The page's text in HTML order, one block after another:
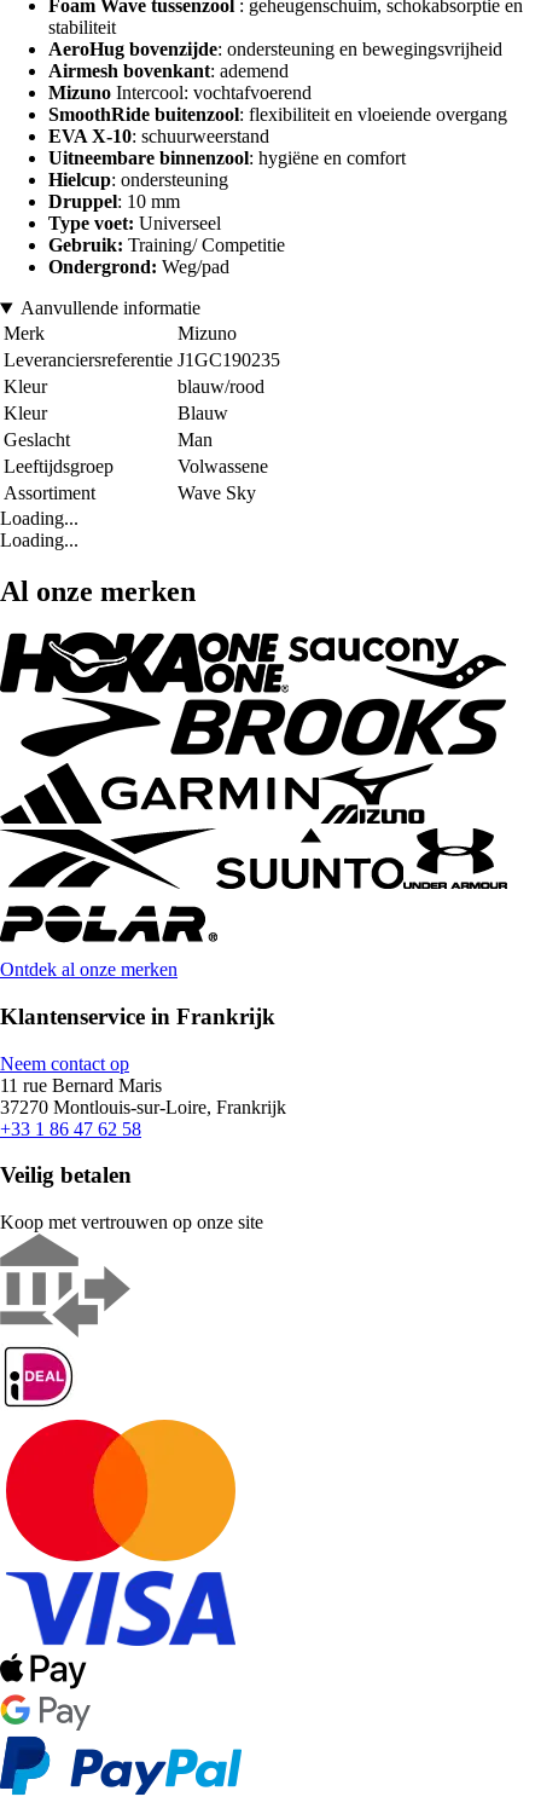
Foam Wave tussenzool : geheugenschuim, schokabsorptie en
stabiliteit
AeroHug bovenzijde: ondersteuning en bewegingsvrijheid
Airmesh bovenkant: ademend
Mizuno Intercool: vochtafvoerend
SmoothRide buitenzool: flexibiliteit en vloeiende overgang
EVA X-10: schuurweerstand
Uitneembare binnenzool: hygiëne en comfort
Hielcup: ondersteuning
Druppel: 10 mm
Type voet: Universeel
Gebruik: Training/ Competitie
Ondergrond: Weg/pad
Aanvullende informatie
Merk
Mizuno
Leveranciersreferentie J1GC190235
Kleur
blauw/rood
Kleur
Blauw
Geslacht
Man
Leeftijdsgroep
Volwassene
Assortiment
Wave Sky
Loading...
Loading...
Al onze merken
Ontdek al onze merken
Klantenservice in Frankrijk
Neem contact op
11 rue Bernard Maris
37270 Montlouis-sur-Loire, Frankrijk
+33 1 86 47 62 58
Veilig betalen
Koop met vertrouwen op onze site